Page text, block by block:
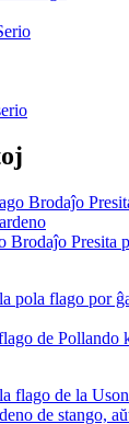
Brodaĵo Presita
de Pollando